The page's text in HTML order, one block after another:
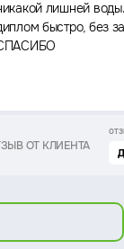
лишней
быстро, без
ОТ КЛИЕНТА